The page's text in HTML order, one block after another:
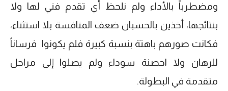
ومضطرباً بالأداء ولم نلحظ أي تقدم فني لها ولا
بنتائجها، أخذين بالحسبان ضعف المنافسة بلا استثناء،
فكانت صورهم باهتة بنسبة كبيرة فلم يكونوا فرساناً
للرهان ولا احصنة سوداء ولم يصلوا إلى مراحل
متقدمة في البطولة.